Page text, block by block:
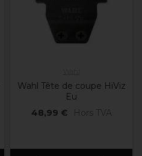
Wahl Tête de coupe HiViz
Eu
48,99 €
Hors TVA